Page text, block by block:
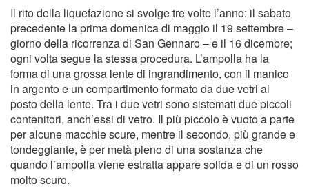
Il rito della liquefazione si svolge tre volte l’anno: il sabato
precedente la prima domenica di maggio il 19 settembre –
giorno della ricorrenza di San Gennaro – e il 16 dicembre;
ogni volta segue la stessa procedura. L’ampolla ha la
forma di una grossa lente di ingrandimento, con il manico
in argento e un compartimento formato da due vetri al
posto della lente. Tra i due vetri sono sistemati due piccoli
contenitori, anch’essi di vetro. Il più piccolo è vuoto a parte
per alcune macchie scure, mentre il secondo, più grande e
tondeggiante, è per metà pieno di una sostanza che
quando l’ampolla viene estratta appare solida e di un rosso
molto scuro.